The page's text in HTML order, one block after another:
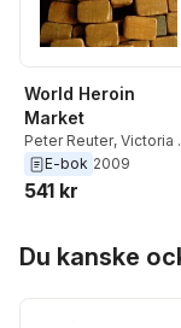
World Heroin
Market
Peter Reuter, Victoria
Greenfield,Letizia
E-bok 2009
541 kr
Du kanske